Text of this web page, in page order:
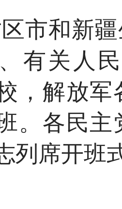
市和新
有关人
，解放
。各民
列席开班